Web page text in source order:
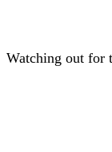
Watching out for